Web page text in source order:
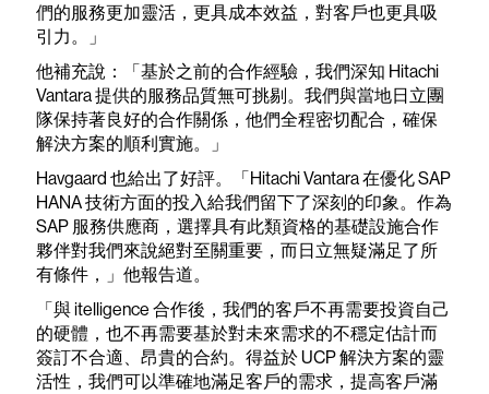
們的服務更加靈活，更具成本效益，對客戶也更具吸
引力。」
他補充說：「基於之前的合作經驗，我們深知 Hitachi
Vantara 提供的服務品質無可挑剔。我們與當地日立團
隊保持著良好的合作關係，他們全程密切配合，確保
解決方案的順利實施。」
Havgaard 也給出了好評。「Hitachi Vantara 在優化 SAP
HANA 技術方面的投入給我們留下了深刻的印象。作為
SAP 服務供應商，選擇具有此類資格的基礎設施合作
夥伴對我們來說絕對至關重要，而日立無疑滿足了所
有條件，」他報告道。
「與 itelligence 合作後，我們的客戶不再需要投資自己
的硬體，也不再需要基於對未來需求的不穩定估計而
簽訂不合適、昂貴的合約。得益於 UCP 解決方案的靈
活性，我們可以準確地滿足客戶的需求，提高客戶滿